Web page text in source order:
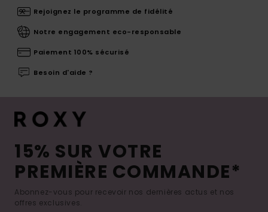
Rejoignez le programme de fidélité
Notre engagement eco-responsable
Paiement 100% sécurisé
Besoin d'aide ?
15% SUR VOTRE
PREMIÈRE COMMANDE*
Abonnez-vous pour recevoir nos dernières actus et nos
offres exclusives.